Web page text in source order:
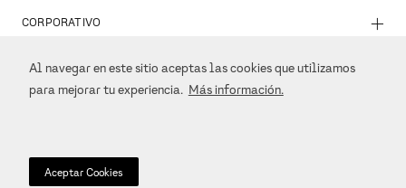
Al navegar en este sitio aceptas las cookies que utilizamos
para mejorar tu experiencia. Más información.
Aceptar Cookies
CORPORATIVO +
REDES SOCIALES